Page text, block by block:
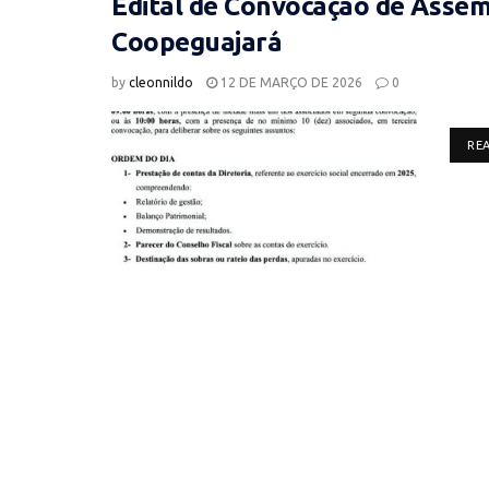
Edital de Convocação de
Coopeguajará
by cleonnildo 12 DE MARÇO DE 2026 0